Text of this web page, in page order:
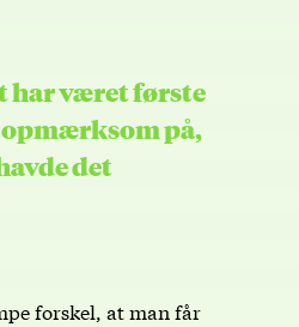
har været første
på,
det
forskel, at man får